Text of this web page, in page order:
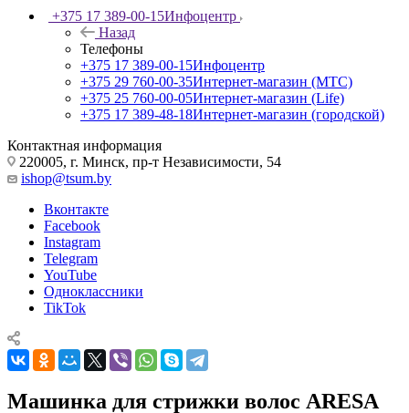
+375 17 389-00-15Инфоцентр
Назад
Телефоны
+375 17 389-00-15Инфоцентр
+375 29 760-00-35Интернет-магазин (МТС)
+375 25 760-00-05Интернет-магазин (Life)
+375 17 389-48-18Интернет-магазин (городской)
Контактная информация
220005, г. Минск, пр-т Независимости, 54
ishop@tsum.by
Вконтакте
Facebook
Instagram
Telegram
YouTube
Одноклассники
TikTok
Машинка для стрижки волос ARESA